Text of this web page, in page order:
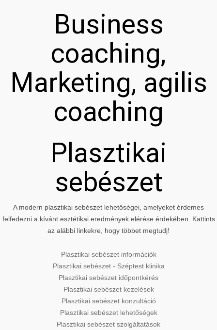
Business
coaching,
Marketing, agilis
coaching
Plasztikai
sebészet
A modern plasztikai sebészet lehetőségei, amelyeket érdemes
felfedezni a kívánt esztétikai eredmények elérése érdekében. Kattints
az alábbi linkekre, hogy többet megtudj!
Plasztikai sebészet információk
Plasztikai sebészet - Széptest klinika
Plasztikai sebészet időpontkérés
Plasztikai sebészet kezelések
Plasztikai sebészet konzultáció
Plasztikai sebészet lehetőségek
Plasztikai sebészet szolgáltatások